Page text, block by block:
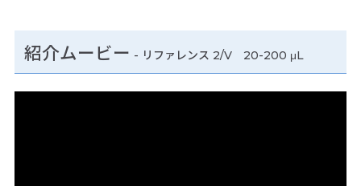
紹介ムービー - リファレンス 2/V 20-200 μL